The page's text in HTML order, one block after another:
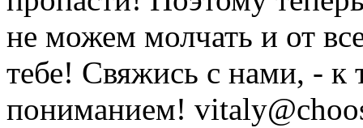
не можем молчать и от
тебе! Свяжись с нами, - к
пониманием!